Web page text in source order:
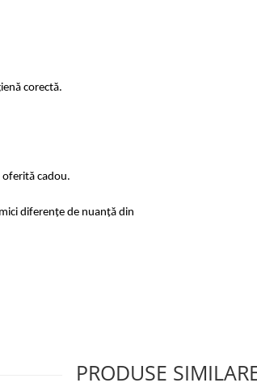
corectă.
oferită cadou.
diferențe de nuanță din
PRODUSE